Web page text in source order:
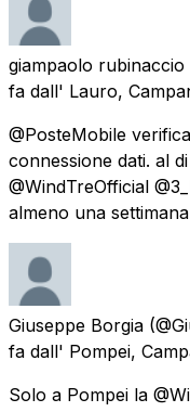
giampaolo rubinaccio
fa dall' Lauro,
@PosteMobile
connessione dati. al
@WindTreOfficial
almeno una
Giuseppe Borgia
fa dall' Pompei,
Solo a Pompei la